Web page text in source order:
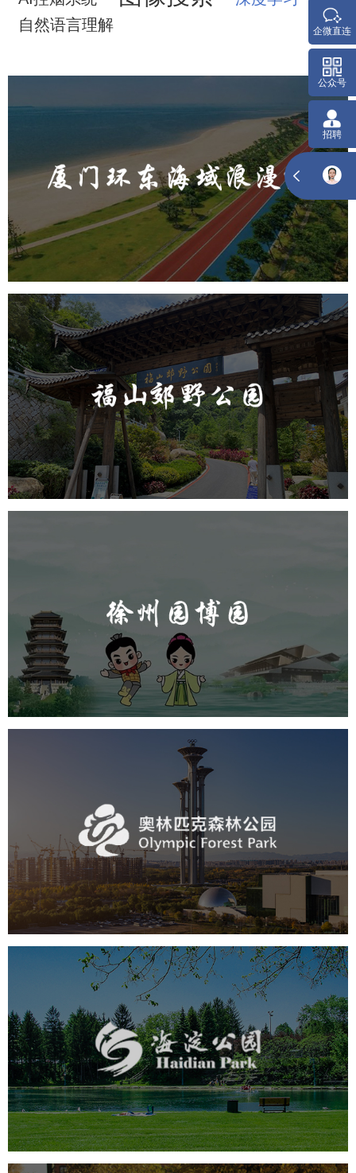
自然语言理解
厦门环东海域浪漫线
公园 AI人工智能 智慧公园
智能步道
人脸识别
智能灯杆
智能照明系统
智能大数据平台
福山郊野公园
旅游休闲 公园 AI人工智能 智慧公园
智能步道
人脸识别
智能大数据平台
旅游休闲 公园 AI人工智能
智能步道
人脸识别
智能大数据平台
奥体森林公园
旅游休闲 公园 AI人工智能
智慧公园
智慧体育公园
智能步道 智能大数据平台
海淀公园
旅游休闲 公园 AI人工智能 智慧公园
智能步道
智能大数据平台
AR太极 智能语音亭